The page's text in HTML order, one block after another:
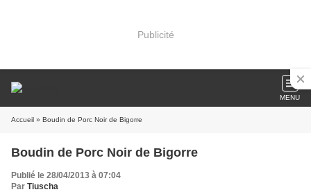
Publicité
MENU
Accueil » Boudin de Porc Noir de Bigorre
Boudin de Porc Noir de Bigorre
Publié le 28/04/2013 à 07:04
Par Tiuscha